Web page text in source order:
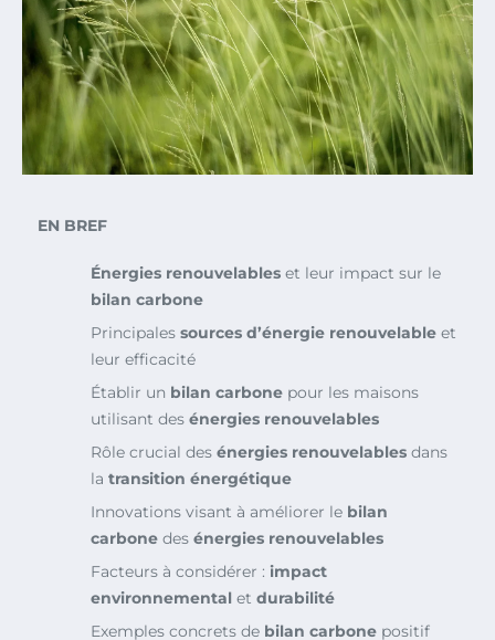
EN BREF
Énergies renouvelables et leur impact sur le
bilan carbone
Principales sources d’énergie renouvelable et
leur efficacité
Établir un bilan carbone pour les maisons
utilisant des énergies renouvelables
Rôle crucial des énergies renouvelables dans
la transition énergétique
Innovations visant à améliorer le bilan
carbone des énergies renouvelables
Facteurs à considérer : impact
environnemental et durabilité
Exemples concrets de bilan carbone positif